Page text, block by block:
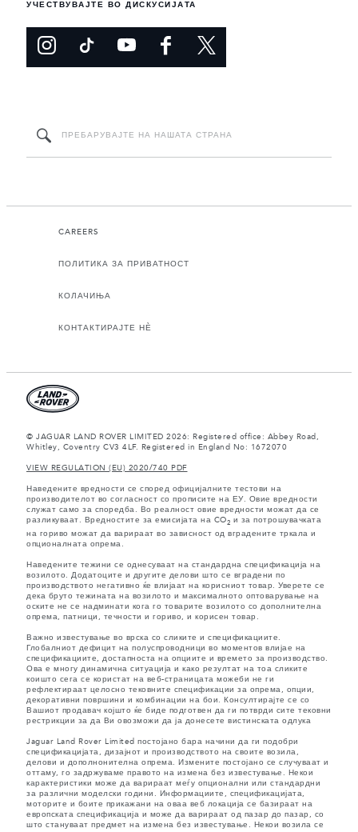
УЧЕСТВУВАЈТЕ ВО ДИСКУСИЈАТА
CAREERS
ПОЛИТИКА ЗА ПРИВАТНОСТ
КОЛАЧИЊА
КОНТАКТИРАЈТЕ НЀ
© JAGUAR LAND ROVER LIMITED 2026: Registered office: Abbey Road,
Whitley, Coventry CV3 4LF. Registered in England No: 1672070
VIEW REGULATION (EU) 2020/740 PDF
Наведените вредности се според официјалните тестови на
производителот во согласност со прописите на ЕУ. Овие вредности
служат само за споредба. Во реалност овие вредности можат да се
разликуваат. Вредностите за емисијата на CO2 и за потрошувачката
на гориво можат да варираат во зависност од вградените тркала и
опционалната опрема.
Наведените тежини се однесуваат на стандардна спецификација на
возилото. Додатоците и другите делови што се вградени по
производството негативно ќе влијаат на корисниот товар. Уверете се
дека бруто тежината на возилото и максималното оптоварување на
оските не се надминати кога го товарите возилото со дополнителна
опрема, патници, течности и гориво, и корисен товар.
Важно известување во врска со сликите и спецификациите.
Глобалниот дефицит на полуспроводници во моментов влијае на
спецификациите, достапноста на опциите и времето за производство.
Ова е многу динамична ситуација и како резултат на тоа сликите
коишто сега се користат на веб-страницата можеби не ги
рефлектираат целосно тековните спецификации за опрема, опции,
декоративни површини и комбинации на бои. Консултирајте се со
Вашиот продавач којшто ќе биде подготвен да ги потврди сите тековни
рестрикции за да Ви овозможи да ја донесете вистинската одлука
Jaguar Land Rover Limited постојано бара начини да ги подобри
спецификацијата, дизајнот и производството на своите возила,
делови и дополнонителна опрема. Измените постојано се случуваат и
оттаму, го задржуваме правото на измена без известување. Некои
карактеристики може да варираат меѓу опционални или стандардни
за различни моделски години. Информациите, спецификацијата,
моторите и боите прикажани на оваа веб локација се базираат на
европската спецификација и може да варираат од пазар до пазар, со
што стануваат предмет на измена без известување. Некои возила се